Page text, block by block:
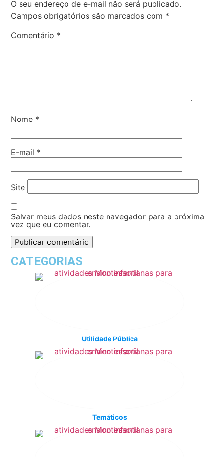
O seu endereço de e-mail não será publicado.
Campos obrigatórios são marcados com *
Comentário *
Nome *
E-mail *
Site
Salvar meus dados neste navegador para a próxima
vez que eu comentar.
CATEGORIAS
Utilidade Pública
Temáticos